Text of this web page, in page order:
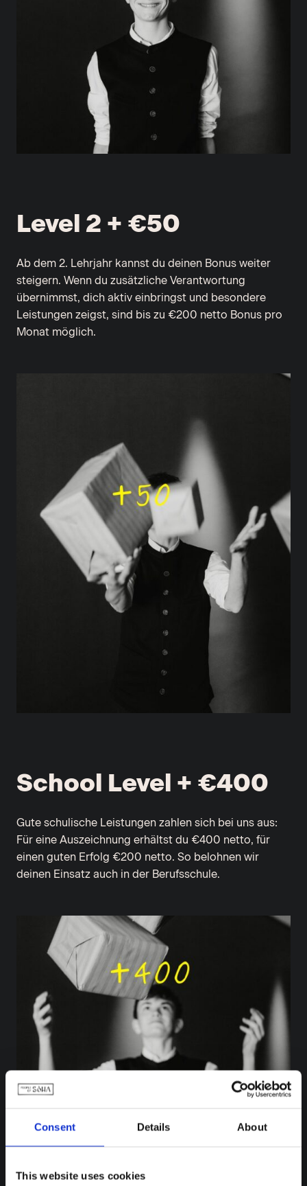
Consent Details About
This website uses cookies
Level 2 + €50
Ab dem 2. Lehrjahr kannst du deinen Bonus weiter
steigern. Wenn du zusätzliche Verantwortung
übernimmst, dich aktiv einbringst und besondere
Leistungen zeigst, sind bis zu €200 netto Bonus pro
Monat möglich.
School Level + €400
Gute schulische Leistungen zahlen sich bei uns aus:
Für eine Auszeichnung erhältst du €400 netto, für
einen guten Erfolg €200 netto. So belohnen wir
deinen Einsatz auch in der Berufsschule.